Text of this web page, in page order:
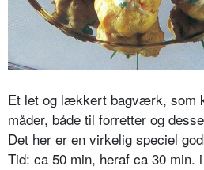
Et let og lækkert bagværk, som
måder, både til forretter og
Det her er en virkelig speciel
Tid: ca 50 min, heraf ca 30 min.